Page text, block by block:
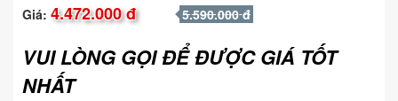
Giá: 4.472.000 đ 5.590.000 đ
VUI LÒNG GỌI ĐỂ ĐƯỢC GIÁ TỐT
NHẤT